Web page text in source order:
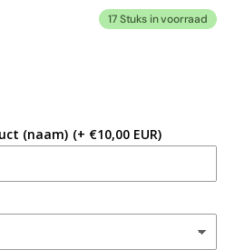
17 Stuks in voorraad
(naam) (+ €10,00 EUR)